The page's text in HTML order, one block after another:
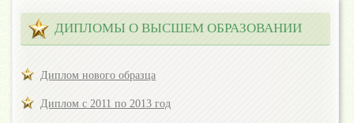
ДИПЛОМЫ О ВЫСШЕМ ОБРАЗОВАНИИ
Диплом нового образца
Диплом с 2011 по 2013 год